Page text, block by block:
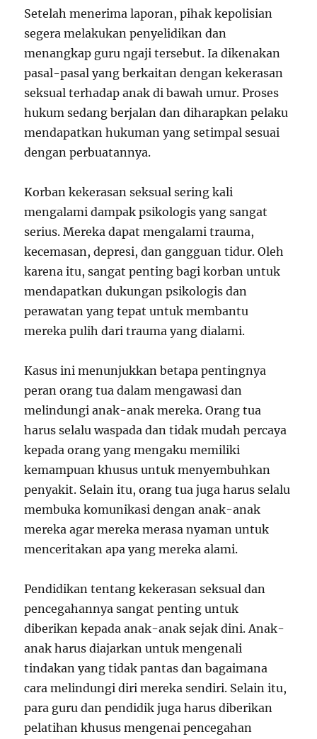
Setelah menerima laporan, pihak kepolisian
segera melakukan penyelidikan dan
menangkap guru ngaji tersebut. Ia dikenakan
pasal-pasal yang berkaitan dengan kekerasan
seksual terhadap anak di bawah umur. Proses
hukum sedang berjalan dan diharapkan pelaku
mendapatkan hukuman yang setimpal sesuai
dengan perbuatannya.
Korban kekerasan seksual sering kali
mengalami dampak psikologis yang sangat
serius. Mereka dapat mengalami trauma,
kecemasan, depresi, dan gangguan tidur. Oleh
karena itu, sangat penting bagi korban untuk
mendapatkan dukungan psikologis dan
perawatan yang tepat untuk membantu
mereka pulih dari trauma yang dialami.
Kasus ini menunjukkan betapa pentingnya
peran orang tua dalam mengawasi dan
melindungi anak-anak mereka. Orang tua
harus selalu waspada dan tidak mudah percaya
kepada orang yang mengaku memiliki
kemampuan khusus untuk menyembuhkan
penyakit. Selain itu, orang tua juga harus selalu
membuka komunikasi dengan anak-anak
mereka agar mereka merasa nyaman untuk
menceritakan apa yang mereka alami.
Pendidikan tentang kekerasan seksual dan
pencegahannya sangat penting untuk
diberikan kepada anak-anak sejak dini. Anak-
anak harus diajarkan untuk mengenali
tindakan yang tidak pantas dan bagaimana
cara melindungi diri mereka sendiri. Selain itu,
para guru dan pendidik juga harus diberikan
pelatihan khusus mengenai pencegahan